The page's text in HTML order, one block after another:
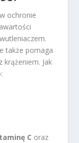
ochronie
także pomaga
krążeniem. Jak
C oraz